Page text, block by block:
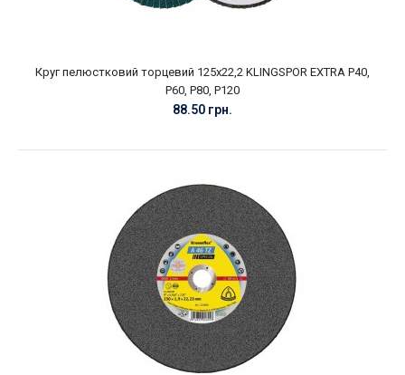
Круг пелюстковий торцевий 125х22,2 KLINGSPOR EXTRA P40,
P60, P80, P120
88.50 грн.